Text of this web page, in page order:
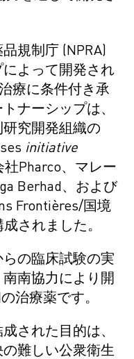
規制庁 (NPRA)
よって開発され
療に条件付き承
ナーシップは、
究開発組織の
initiative
Pharco、マレー
Berhad、および
Frontières/国境
されました。
の臨床試験の実
南協力により開
治療薬です。
された目的は、
難しい公衆衛生